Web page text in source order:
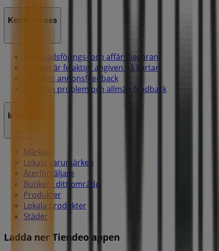
Kontakta oss
Marknadsförings- och affärsbegäran
Butiken är felaktigt angiven på kartan
Veckovis annonsfeedback
Tekniska problem och allmän feedback
Index
Märken
Lokala varumärken
Återförsäljare
Butiker i ditt område
Produkter
Lokala produkter
Städer
Ladda ner Tiendeo appen